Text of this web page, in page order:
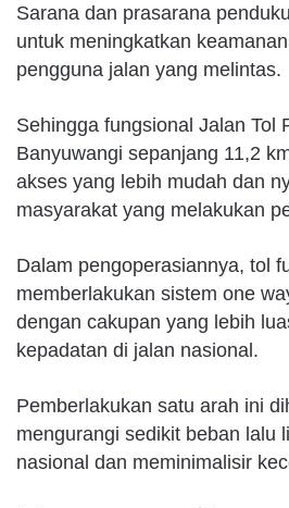
Sarana dan prasarana
untuk meningkatkan
pengguna jalan yang melintas.
Sehingga fungsional Jalan Tol
Banyuwangi sepanjang 11,2
akses yang lebih mudah dan
masyarakat yang melakukan
Dalam pengoperasiannya, tol
memberlakukan sistem one
dengan cakupan yang lebih
kepadatan di jalan nasional.
Pemberlakukan satu arah ini
mengurangi sedikit beban lalu
nasional dan meminimalisir